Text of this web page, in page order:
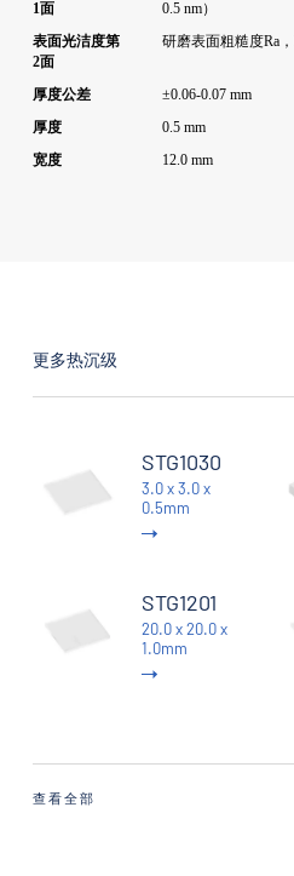
1面
0.5 nm）
表面光洁度第
2面
研磨表面粗糙度Ra，
厚度公差 ±0.06-0.07 mm
厚度 0.5 mm
宽度 12.0 mm
更多热沉级
STG1030
3.0 x 3.0 x
0.5mm
STG1201
20.0 x 20.0 x
1.0mm
查看全部